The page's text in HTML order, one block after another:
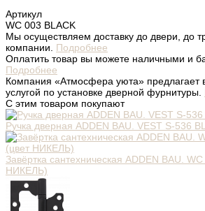
Артикул
WC 003 BLACK
Мы осуществляем доставку до двери, до
компании. Подробнее
Оплатить товар вы можете наличными и
Подробнее
Компания «Атмосфера уюта» предлагает
услугой по установке дверной фурнитуры.
С этим товаром покупают
Ручка дверная ADDEN BAU. VEST S-536
Завёртка сантехническая ADDEN BAU.
НИКЕЛЬ)